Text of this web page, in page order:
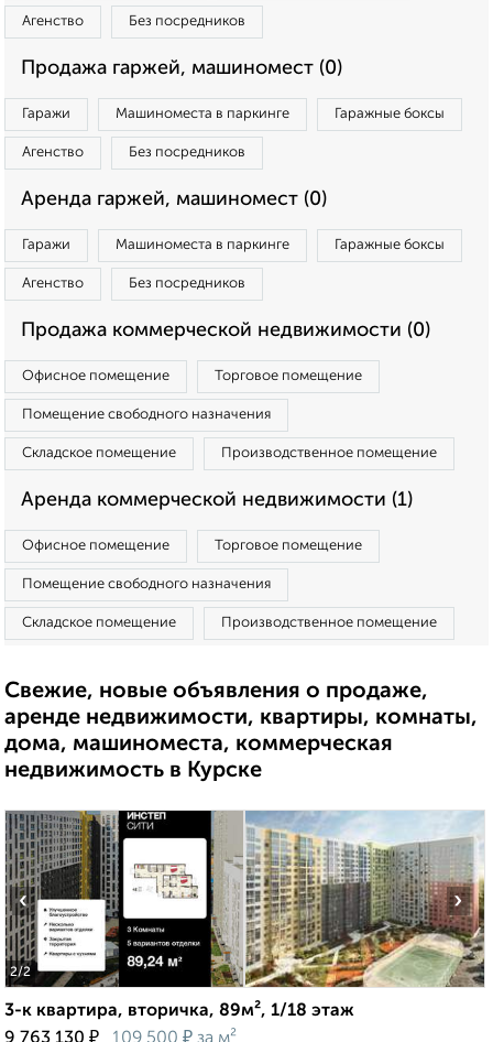
Агенство Без посредников
Продажа гаржей, машиномест (0)
Гаражи Машиноместа в паркинге Гаражные боксы
Агенство Без посредников
Аренда гаржей, машиномест (0)
Гаражи Машиноместа в паркинге Гаражные боксы
Агенство Без посредников
Продажа коммерческой недвижимости (0)
Офисное помещение Торговое помещение
Помещение свободного назначения
Складское помещение Производственное помещение
Аренда коммерческой недвижимости (1)
Офисное помещение Торговое помещение
Помещение свободного назначения
Складское помещение Производственное помещение
Свежие, новые объявления о продаже,
аренде недвижимости, квартиры, комнаты,
дома, машиноместа, коммерческая
недвижимость в Курске
2/2
‹ ›
3-к квартира, вторичка, 89м², 1/18 этаж
₽ ₽